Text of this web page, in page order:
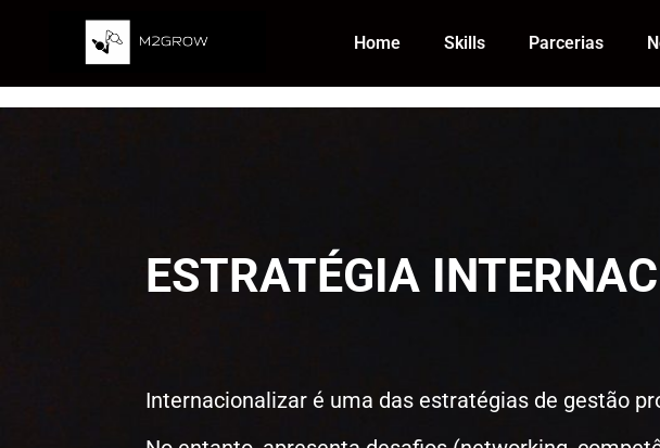
Home Skills Parcerias
ESTRATÉGIA
Internacionalizar é uma das estratégias de gestão